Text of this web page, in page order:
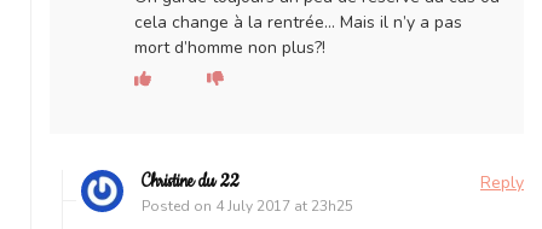
cela change à la rentrée… Mais il n’y a pas
mort d’homme non plus?!
Christine du 22
Posted on 4 July 2017 at 23h25
Reply